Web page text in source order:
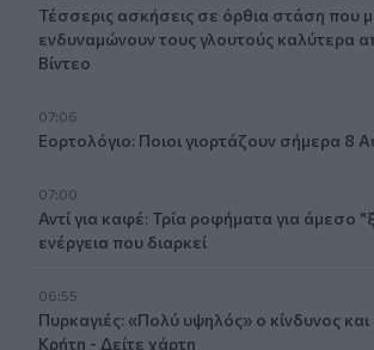
Τέσσερις ασκήσεις σε όρθια στάση που
ενδυναμώνουν τους γλουτούς καλύτερα
Βίντεο
07:06
Εορτολόγιο: Ποιοι γιορτάζουν σήμερα 8
07:00
Αντί για καφέ: Τρία ροφήματα για άμεσο
ενέργεια που διαρκεί
06:55
Πυρκαγιές: «Πολύ υψηλός» ο κίνδυνος
Κρήτη - Δείτε χάρτη